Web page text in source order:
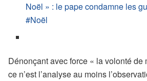
Noël » : le pape condamne les
#Noël
Dénonçant avec force « la volonté de
ce n’est l’analyse au moins